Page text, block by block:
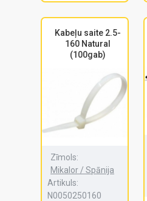
Kabeļu saite 2.5-
160 Natural
(100gab)
Zīmols:
Mikalor / Spānija
Artikuls:
N0050250160